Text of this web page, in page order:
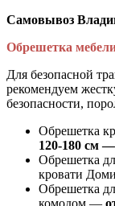
Самовывоз
Обрешетка
Для безопасной
рекомендуем
безопасности,
Обрешетка
120-180 см
Обрешетка
кровати
Обрешетка
комодом —